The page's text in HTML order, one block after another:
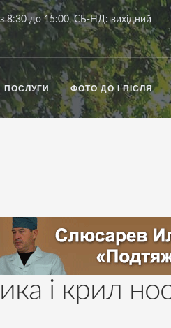
8:30 до 15:00, СБ-НД: вихідний
ПОСЛУГИ ФОТО ДО І ПІСЛЯ
і крил